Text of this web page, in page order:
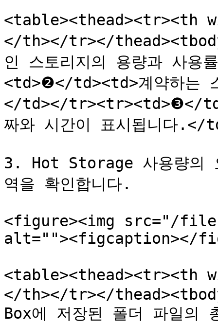
<table><thead><tr><th
</th></tr></
인 스토리지의 용량과 사
<td>❷</td><td>계약하는
</td></tr><tr><td>❸</
짜와 시간이 표시됩니다
3. Hot Storage 사용량의
역을 확인합니다.
<figure><img src="/files/
alt=""><figcaption></
<table><thead><tr><th
</th></tr></
Box에 저장된 폴더 파일의